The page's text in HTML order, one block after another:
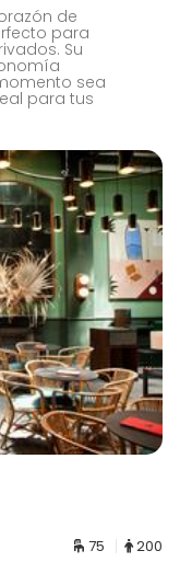
de
para
Su
sea
para tus
75 200